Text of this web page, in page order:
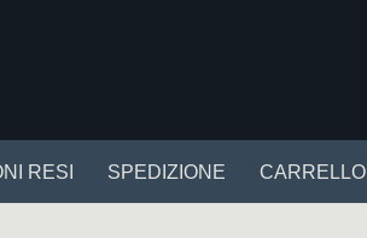
RESI SPEDIZIONE CARRELLO